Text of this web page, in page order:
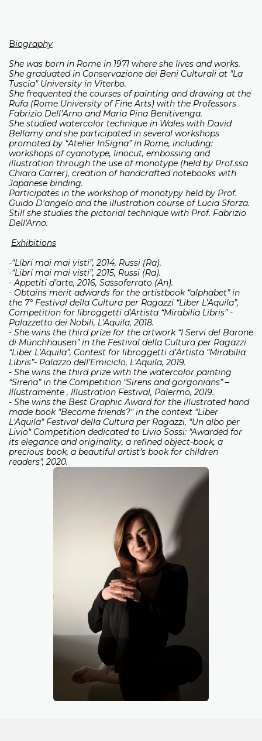
Biography
She was born in Rome in 1971 where she lives and works.
She graduated in Conservazione dei Beni Culturali at "La
Tuscia" University in Viterbo.
She frequented the courses of painting and drawing at the
Rufa (Rome University of Fine Arts) with the Professors
Fabrizio Dell’Arno and Maria Pina Benitivenga.
She studied watercolor technique in Wales with David
Bellamy and she participated in several workshops
promoted by “Atelier InSigna” in Rome, including:
workshops of cyanotype, linocut, embossing and
illustration through the use of monotype (held by Prof.ssa
Chiara Carrer), creation of handcrafted notebooks with
Japanese binding.
Participates in the workshop of monotypy held by Prof.
Guido D'angelo and the illustration course of Lucia Sforza.
Still she studies the pictorial technique with Prof. Fabrizio
Dell'Arno.
Exhibitions
-"Libri mai mai visti”, 2014, Russi (Ra).
-"Libri mai mai visti”, 2015, Russi (Ra).
- Appetiti d’arte, 2016, Sassoferrato (An).
- Obtains merit adwards for the artistbook “alphabet” in
the 7° Festival della Cultura per Ragazzi “Liber L’Aquila”,
Competition for libroggetti d'Artista “Mirabilia Libris” -
Palazzetto dei Nobili, L'Aquila, 2018.
- She wins the third prize for the artwork “I Servi del Barone
di Münchhausen” in the Festival della Cultura per Ragazzi
“Liber L'Aquila”, Contest for libroggetti d’Artista “Mirabilia
Libris”- Palazzo dell’Emiciclo, L'Aquila, 2019.
- She wins the third prize with the watercolor painting
“Sirena” in the Competition “Sirens and gorgonians” –
Illustramente , Illustration Festival, Palermo, 2019.
- She wins the Best Graphic Award for the illustrated hand
made book "Become friends?" in the context "Liber
L'Aquila" Festival della Cultura per Ragazzi, "Un albo per
Livio" Competition dedicated to Livio Sossi: "Awarded for
its elegance and originality, a refined object-book, a
precious book, a beautiful artist’s book for children
readers", 2020.